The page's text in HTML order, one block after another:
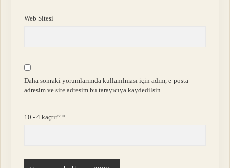
Web Sitesi
Daha sonraki yorumlarımda kullanılması için adım, e-posta
adresim ve site adresim bu tarayıcıya kaydedilsin.
10 - 4 kaçtır?*